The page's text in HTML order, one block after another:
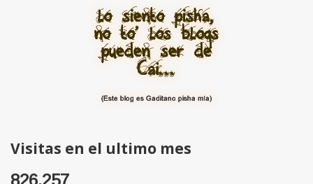
Visitas en el ultimo mes
826,257